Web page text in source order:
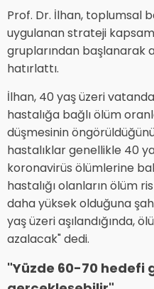
Prof. Dr. İlhan, toplumsal
uygulanan strateji
gruplarından başlanarak
hatırlattı.
İlhan, 40 yaş üzeri
hastalığa bağlı ölüm
düşmesinin
hastalıklar genellikle 40
koronavirüs ölümlerine
hastalığı olanların ölüm
daha yüksek olduğuna
yaş üzeri aşılandığında,
azalacak" dedi.
"Yüzde 60-70 hedefi